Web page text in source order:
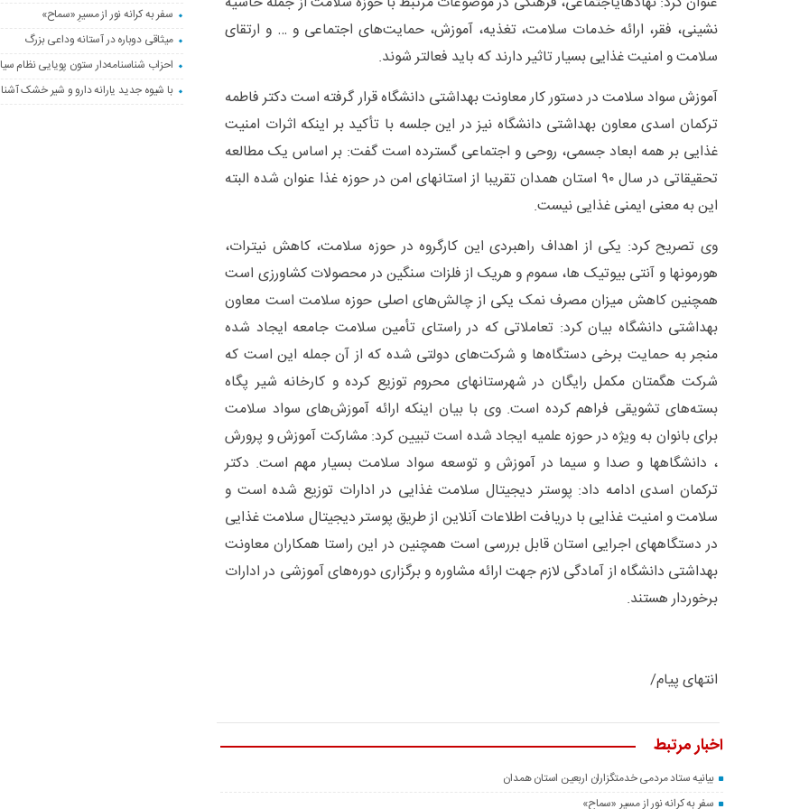
نشینی، فقر، ارائه خدمات سلامت، تغذیه، آموزش، حمایت‌های اجتماعی و … و ارتقای
سلامت و امنیت غذایی بسیار تاثیر دارند که باید فعالتر شوند.
آموزش سواد سلامت در دستور کار معاونت بهداشتی دانشگاه قرار گرفته است دکتر فاطمه
ترکمان اسدی معاون بهداشتی دانشگاه نیز در این جلسه با تأکید بر اینکه اثرات امنیت
غذایی بر همه ابعاد جسمی، روحی و اجتماعی گسترده است گفت: بر اساس یک مطالعه
تحقیقاتی در سال ۹۰ استان همدان تقریبا از استانهای امن در حوزه غذا عنوان شده البته
این به معنی ایمنی غذایی نیست.
وی تصریح کرد: یکی از اهداف راهبردی این کارگروه در حوزه سلامت، کاهش نیترات،
هورمونها و آنتی بیوتیک ها، سموم و هریک از فلزات سنگین در محصولات کشاورزی است
همچنین کاهش میزان مصرف نمک یکی از چالش‌های اصلی حوزه سلامت است معاون
بهداشتی دانشگاه بیان کرد: تعاملاتی که در راستای تأمین سلامت جامعه ایجاد شده
منجر به حمایت برخی دستگاه‌ها و شرکت‌های دولتی شده که از آن جمله این است که
شرکت هگمتان مکمل رایگان در شهرستانهای محروم توزیع کرده و کارخانه شیر پگاه
بسته‌های تشویقی فراهم کرده است. وی با بیان اینکه ارائه آموزش‌های سواد سلامت
برای بانوان به ویژه در حوزه علمیه ایجاد شده است تبیین کرد: مشارکت آموزش و پرورش
، دانشگاهها و صدا و سیما در آموزش و توسعه سواد سلامت بسیار مهم است. دکتر
ترکمان اسدی ادامه داد: پوستر دیجیتال سلامت غذایی در ادارات توزیع شده است و
سلامت و امنیت غذایی با دریافت اطلاعات آنلاین از طریق پوستر دیجیتال سلامت غذایی
در دستگاههای اجرایی استان قابل بررسی است همچنین در این راستا همکاران معاونت
بهداشتی دانشگاه از آمادگی لازم جهت ارائه مشاوره و برگزاری دوره‌های آموزشی در ادارات
برخوردار هستند.
انتهای پیام/
اخبار مرتبط
بیانیه ستاد مردمی خدمتگزاران اربعین استان همدان
سفر به کرانه‌ نور از مسیرِ «سماح»
سفر به کرانه‌ نور از مسیرِ «سماح»
میثاقی دوباره در آستانه‌ وداعی بزرگ
احزاب شناسنامه‌دار ستون پویایی نظام
با شیوه جدید یارانه دارو و شیر خشک